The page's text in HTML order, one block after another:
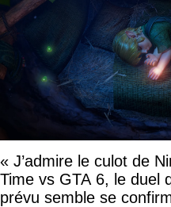
« J’admire le culot de
Time vs GTA 6, le duel
prévu semble se